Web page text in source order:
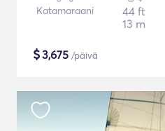
Katamaraani
44 ft
13 m
$3,675 /päivä